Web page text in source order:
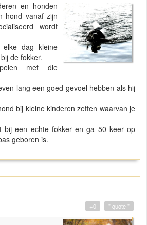
en honden
hond vanaf zijn
wordt
dag kleine
de fokker.
met die
lang een goed gevoel hebben als hij
bij kleine kinderen zetten waarvan je
bij een echte fokker en ga 50 keer op
geboren is.
" quote "
+0